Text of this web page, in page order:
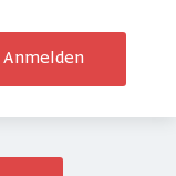
Anmelden